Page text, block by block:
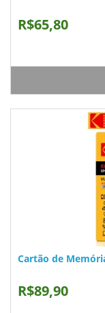
R$65,80
Cartão de
R$89,90